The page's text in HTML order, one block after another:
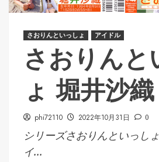
さおりんといっしょ アイドル
さおりんと
ょ 堀井沙織
phi72110 2022年10月31日 0
シリーズさおりんといっ
イ...